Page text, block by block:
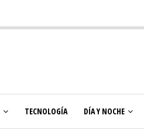
TECNOLOGÍA DÍA Y NOCHE